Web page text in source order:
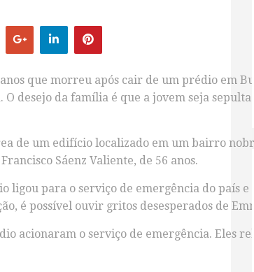
que morreu após cair de um prédio em
desejo da família é que a jovem seja
de um edifício localizado em um bairro
Sáenz Valiente, de 56 anos.
ligou para o serviço de emergência do país
é possível ouvir gritos desesperados de
acionaram o serviço de emergência. Eles